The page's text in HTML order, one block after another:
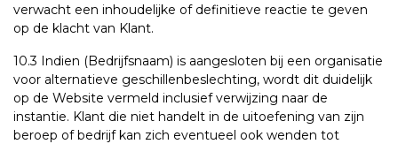
verwacht een inhoudelijke of definitieve reactie te geven
op de klacht van Klant.
10.3 Indien (Bedrijfsnaam) is aangesloten bij een organisatie
voor alternatieve geschillenbeslechting, wordt dit duidelijk
op de Website vermeld inclusief verwijzing naar de
instantie. Klant die niet handelt in de uitoefening van zijn
beroep of bedrijf kan zich eventueel ook wenden tot